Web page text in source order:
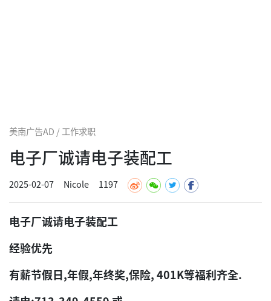
美南广告AD / 工作求职
电子厂诚请电子装配工
2025-02-07 Nicole 1197
电子厂诚请电子装配工
经验优先
有薪节假日,年假,年终奖,保险, 401K等福利齐全.